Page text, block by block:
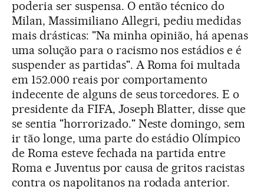
poderia ser suspensa. O então técnico do
Milan, Massimiliano Allegri, pediu medidas
mais drásticas: "Na minha opinião, há apenas
uma solução para o racismo nos estádios e é
suspender as partidas". A Roma foi multada
em 152.000 reais por comportamento
indecente de alguns de seus torcedores. E o
presidente da FIFA, Joseph Blatter, disse que
se sentia "horrorizado." Neste domingo, sem
ir tão longe, uma parte do estádio Olímpico
de Roma esteve fechada na partida entre
Roma e Juventus por causa de gritos racistas
contra os napolitanos na rodada anterior.